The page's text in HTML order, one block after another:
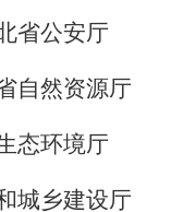
省公安厅
自然资源厅
态环境厅
城乡建设厅